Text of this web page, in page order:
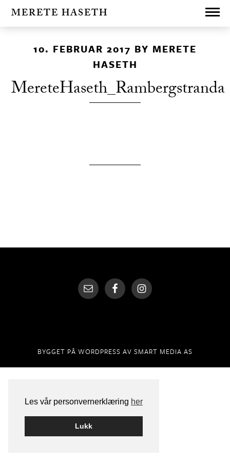
Les vår personvernerklæring her
Lukk
MERETE HASETH
10. FEBRUAR 2017 BY MERETE
HASETH
MereteHaseth_Rambergstranda
BYGGET PÅ WORDPRESS AV SMART MEDIA AS